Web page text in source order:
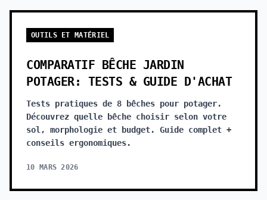
OUTILS ET MATÉRIEL
COMPARATIF BÊCHE JARDIN
POTAGER: TESTS & GUIDE D'ACHAT
Tests pratiques de 8 bêches pour potager.
Découvrez quelle bêche choisir selon votre
sol, morphologie et budget. Guide complet +
conseils ergonomiques.
10 MARS 2026